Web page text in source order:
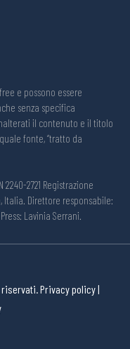
e possono essere
senza specifica
il contenuto e il titolo
fonte, “tratto da
2240-2721 Registrazione
Italia. Direttore responsabile:
Lavinia Serrani.
Privacy policy|